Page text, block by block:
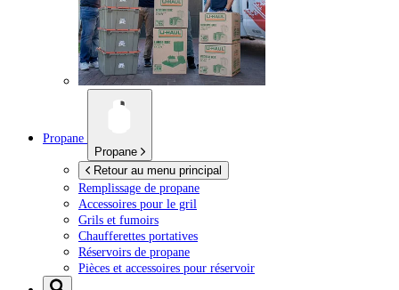
Propane
Propane
Retour au menu principal
Remplissage de propane
Accessoires pour le gril
Grils et fumoirs
Chaufferettes portatives
Réservoirs de propane
Pièces et accessoires pour réservoir